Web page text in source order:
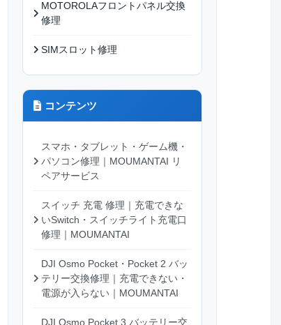
MOTOROLAフロントパネル交換
修理
SIMスロット修理
コンテンツ
スマホ・タブレット・ゲーム機・
パソコン修理｜MOUMANTAI リ
ペアサービス
スイッチ 充電 修理｜充電できな
いSwitch・スイッチライト充電口
修理｜MOUMANTAI
DJI Osmo Pocket・Pocket 2 バッ
テリー交換修理｜充電できない・
電源が入らない｜MOUMANTAI
DJI Osmo Pocket 3 バッテリー交